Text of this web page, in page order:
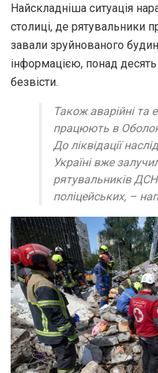
Найскладніша ситуація
столиці, де рятувальники
завали зруйнованого
інформацією, понад
безвісти.
Також аварійні та
працюють в
До ліквідації
Україні вже
рятувальників
поліцейських, –